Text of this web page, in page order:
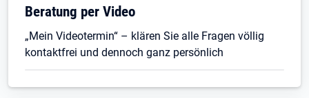
Öffnet in neuem Tab
Beratung per Video
„Mein Videotermin“ – klären Sie alle Fragen völlig
kontaktfrei und dennoch ganz persönlich